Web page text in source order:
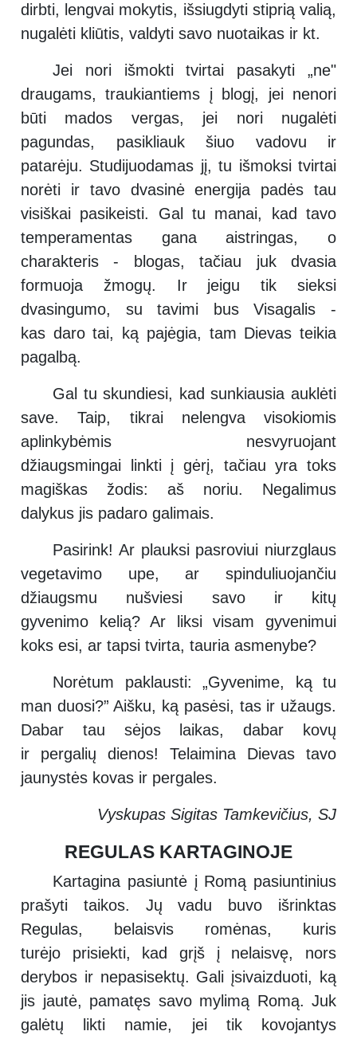
dirbti, lengvai mokytis, išsiugdyti stiprią valią,
nugalėti kliūtis, valdyti savo nuotaikas ir kt.
Jei nori išmokti tvirtai pasakyti „ne"
draugams, traukiantiems į blogį, jei nenori
būti mados vergas, jei nori nugalėti
pagundas, pasikliauk šiuo vadovu ir
patarėju. Studijuodamas jį, tu išmoksi tvirtai
norėti ir tavo dvasinė energija padės tau
visiškai pasikeisti. Gal tu manai, kad tavo
temperamentas gana aistringas, o
charakteris - blogas, tačiau juk dvasia
formuoja žmogų. Ir jeigu tik sieksi
dvasingumo, su tavimi bus Visagalis -
kas daro tai, ką pajėgia, tam Dievas teikia
pagalbą.
Gal tu skundiesi, kad sunkiausia auklėti
save. Taip, tikrai nelengva visokiomis
aplinkybėmis nesvyruojant
džiaugsmingai linkti į gėrį, tačiau yra toks
magiškas žodis: aš noriu. Negalimus
dalykus jis padaro galimais.
Pasirink! Ar plauksi pasroviui niurzglaus
vegetavimo upe, ar spinduliuojančiu
džiaugsmu nušviesi savo ir kitų
gyvenimo kelią? Ar liksi visam gyvenimui
koks esi, ar tapsi tvirta, tauria asmenybe?
Norėtum paklausti: „Gyvenime, ką tu
man duosi?” Aišku, ką pasėsi, tas ir užaugs.
Dabar tau sėjos laikas, dabar kovų
ir pergalių dienos! Telaimina Dievas tavo
jaunystės kovas ir pergales.
Vyskupas Sigitas Tamkevičius, SJ
REGULAS KARTAGINOJE
Kartagina pasiuntė į Romą pasiuntinius
prašyti taikos. Jų vadu buvo išrinktas
Regulas, belaisvis romėnas, kuris
turėjo prisiekti, kad grįš į nelaisvę, nors
derybos ir nepasisektų. Gali įsivaizduoti, ką
jis jautė, pamatęs savo mylimą Romą. Juk
galėtų likti namie, jei tik kovojantys